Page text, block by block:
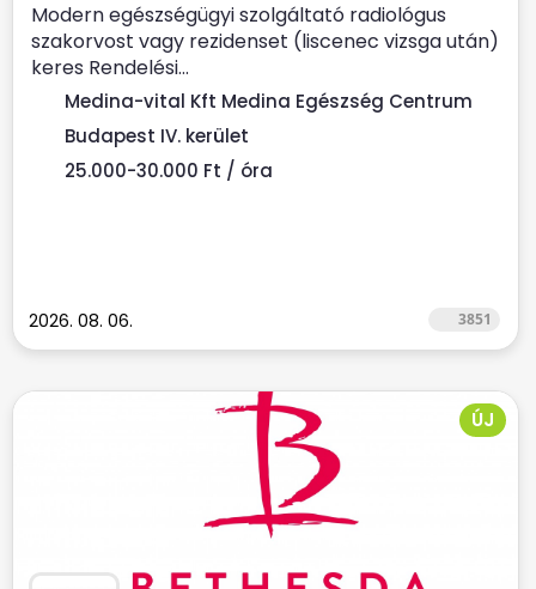
Modern egészségügyi szolgáltató radiológus
szakorvost vagy rezidenset (liscenec vizsga után)
keres Rendelési...
Medina-vital Kft Medina Egészség Centrum
Budapest IV. kerület
25.000-30.000 Ft / óra
2026. 08. 06. 3851
ÚJ